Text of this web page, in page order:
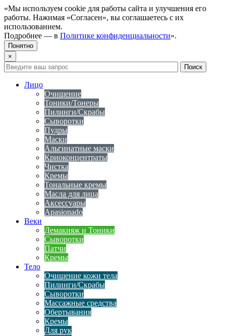
«Мы используем cookie для работы сайта и улучшения его
работы. Нажимая «Согласен», вы соглашаетесь с их
использованием.
Подробнее — в Политике конфиденциальности».
Понятно
×
Лицо
Очищение
Тоники/Тонеры
Пилинги/Скрабы
Сыворотки
Пудры
Маски
Альгинатные маски
Криоконцентраты
Чистка
Кремы
Тональные кремы
Масла для лица
Аксессуары
Apasionado
Веки
Демакияж и Тоники
Сыворотки
Патчи
Кремы
Тело
Очищение кожи тела
Пилинги/Скрабы
Сыворотки
Массажные средства
Обертывания
Кремы
Для рук